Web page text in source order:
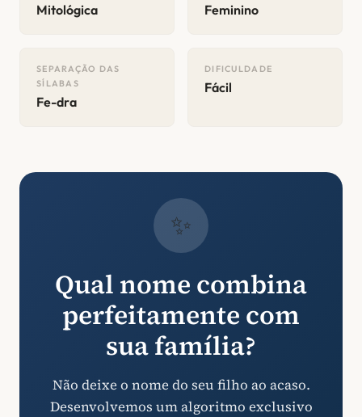
Mitológica Feminino
SEPARAÇÃO DAS
SÍLABAS
Fe-dra
DIFICULDADE
Fácil
✨
Qual nome combina
perfeitamente com
sua família?
Não deixe o nome do seu filho ao acaso.
Desenvolvemos um algoritmo exclusivo